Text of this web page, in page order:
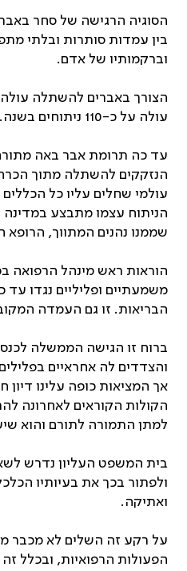
הסוגיה הרגישה של סחר
בין עמדות סותרות ובלתי
וברקמותיו של אדם.
עולה על כ-110 ניתוחים בשנה. רשימת הממתינים גדלה ב-20-10 אחוזים מדי שנה. אין זה מפתיע כי חלק מהחולים הממתינים נפטרים בטרם זכו להשתלה הגואלת.
עד כה תרומת אבר באה
הנזקקים להשתלה מתוך הכרח
עולמי שחלים עליו כל
הניתוח עצמו מתבצע במדינה
שממנו נהנים המתווך,
הבריאות. זו גם העמדה
והצדדים לה אחראיים
אך המציאות כופה עלינו
הקולות הקוראים לאחרונה
למתן התמורה לתורם והוא
ולפתור בכך את בעיותיו
ואתיקה.
הפעולות הרפואיות, ובכלל